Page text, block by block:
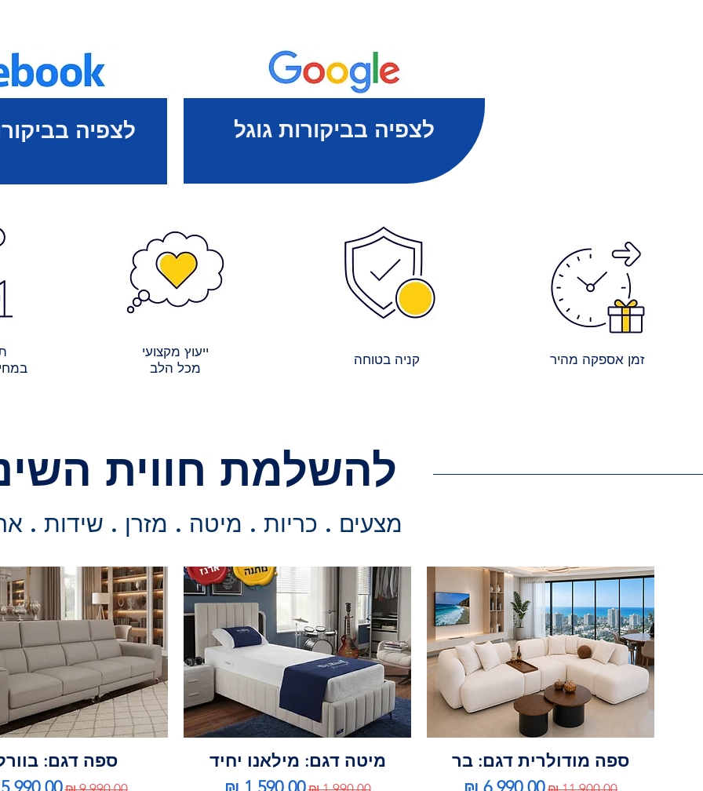
לצפיה לצפיה בביקורות גוגל
ייעוץ מקצועי
מכל הלב
קניה בטוחה זמן אספקה מהיר
להשלמת חווית
מצעים . כריות . מיטה . מזרן . שידות .
ספה מודולרית דגם: בר
מחיר רגילמחיר מבצע
מיטה דגם: מילאנו יחיד
מחיר רגילמחיר מבצע
ספה דגם:
מחיר רגילמחיר